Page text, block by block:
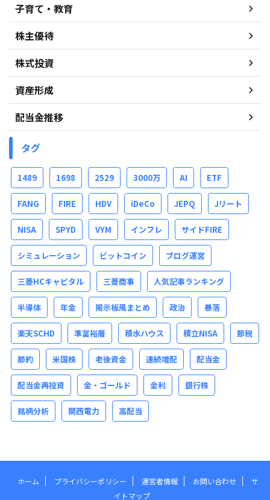
子育て・教育
株主優待
株式投資
資産形成
配当金推移
タグ
1489 1698 2529 3000万 AI ETF
FANG FIRE HDV iDeCo JEPQ Jリート
NISA SPYD VYM インフレ サイドFIRE
シミュレーション ビットコイン ブログ運営
三菱HCキャピタル 三菱商事 人気記事ランキング
半導体 年金 掲示板風まとめ 政治 暴落
楽天SCHD 準富裕層 積水ハウス 積立NISA 節税
節約 米国株 老後資金 連続増配 配当金
配当金再投資 金・ゴールド 金利 銀行株
銘柄分析 関西電力 高配当
ホーム プライバシーポリシー 運営者情報 お問い合わせ
サ
イトマップ